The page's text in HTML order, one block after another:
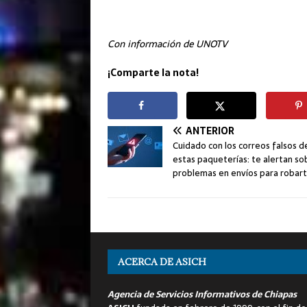
Con información de UNOTV
¡Comparte la nota!
ANTERIOR
Cuidado con los correos falsos
estas paqueterías: te alertan
problemas en envíos para
ACERCA DE ASICH
Agencia de Servicios Informativos de Chiapas